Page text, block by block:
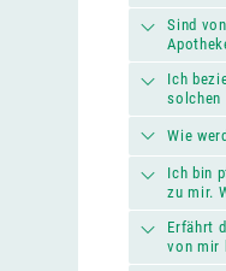
Sind
Ich
solchen
Wie
Ich bin
zu mir.
Erfährt
von mir